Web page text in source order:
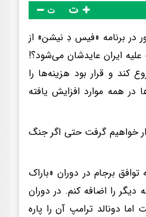
ت
در برنامه «فیس دِ نیشن» از
ایران عایدشان می‌شود؟!
و قرار بود هزینه‌ها را
همه موارد افزایش یافته
خواهیم گرفت حتی اگر جنگ
برجام در دوران «باراک
را اضافه کنم. در دوران
دونالد ترامپ آن را پاره